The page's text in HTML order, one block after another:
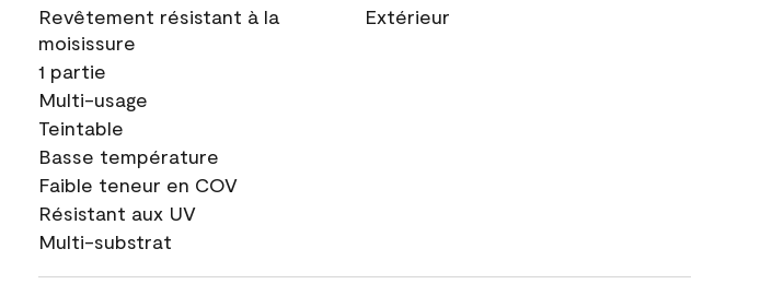
Revêtement résistant à la
moisissure
1 partie
Multi-usage
Teintable
Basse température
Faible teneur en COV
Résistant aux UV
Multi-substrat
Extérieur